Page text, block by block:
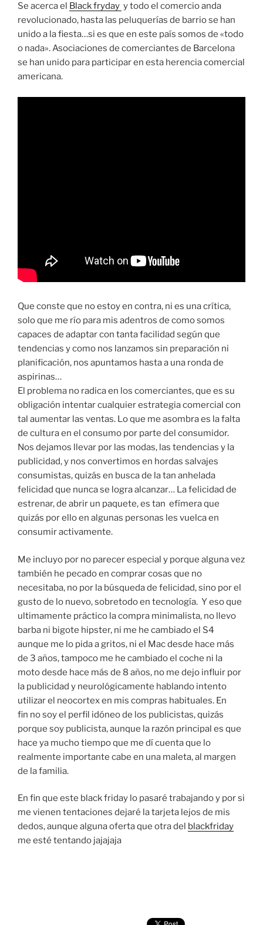
Se acerca el Black fryday y todo el comercio anda
revolucionado, hasta las peluquerías de barrio se han
unido a la fiesta…si es que en este país somos de «todo
o nada». Asociaciones de comerciantes de Barcelona
se han unido para participar en esta herencia comercial
americana.
Que conste que no estoy en contra, ni es una crítica,
solo que me río para mis adentros de como somos
capaces de adaptar con tanta facilidad según que
tendencias y como nos lanzamos sin preparación ni
planificación, nos apuntamos hasta a una ronda de
aspirinas…
El problema no radica en los comerciantes, que es su
obligación intentar cualquier estrategia comercial con
tal aumentar las ventas. Lo que me asombra es la falta
de cultura en el consumo por parte del consumidor.
Nos dejamos llevar por las modas, las tendencias y la
publicidad, y nos convertimos en hordas salvajes
consumistas, quizás en busca de la tan anhelada
felicidad que nunca se logra alcanzar… La felicidad de
estrenar, de abrir un paquete, es tan efímera que
quizás por ello en algunas personas les vuelca en
consumir activamente.
Me incluyo por no parecer especial y porque alguna vez
también he pecado en comprar cosas que no
necesitaba, no por la búsqueda de felicidad, sino por el
gusto de lo nuevo, sobretodo en tecnología. Y eso que
ultimamente práctico la compra minimalista, no llevo
barba ni bigote hipster, ni me he cambiado el S4
aunque me lo pida a gritos, ni el Mac desde hace más
de 3 años, tampoco me he cambiado el coche ni la
moto desde hace más de 8 años, no me dejo influir por
la publicidad y neurológicamente hablando intento
utilizar el neocortex en mis compras habituales. En
fin no soy el perfil idóneo de los publicistas, quizás
porque soy publicista, aunque la razón principal es que
hace ya mucho tiempo que me dí cuenta que lo
realmente importante cabe en una maleta, al margen
de la familia.
En fin que este black friday lo pasaré trabajando y por si
me vienen tentaciones dejaré la tarjeta lejos de mis
dedos, aunque alguna oferta que otra del blackfriday
me esté tentando jajajaja